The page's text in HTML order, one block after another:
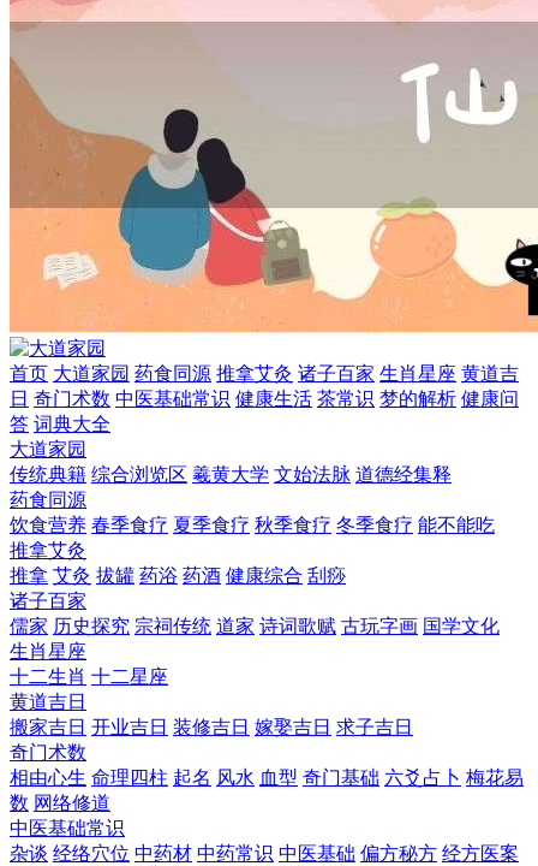
首页 大道家园 药食同源 推拿艾灸 诸子百家 生肖星座 黄道吉
日 奇门术数 中医基础常识 健康生活 茶常识 梦的解析 健康问
答 词典大全
大道家园
传统典籍 综合浏览区 羲黄大学 文始法脉 道德经集释
药食同源
饮食营养 春季食疗 夏季食疗 秋季食疗 冬季食疗 能不能吃
推拿艾灸
推拿 艾灸 拔罐 药浴 药酒 健康综合 刮痧
诸子百家
儒家 历史探究 宗祠传统 道家 诗词歌赋 古玩字画 国学文化
生肖星座
十二生肖 十二星座
黄道吉日
搬家吉日 开业吉日 装修吉日 嫁娶吉日 求子吉日
奇门术数
相由心生 命理四柱 起名 风水 血型 奇门基础 六爻占卜 梅花易
数 网络修道
中医基础常识
杂谈 经络穴位 中药材 中药常识 中医基础 偏方秘方 经方医案